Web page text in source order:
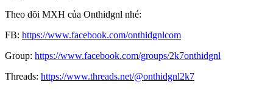
Theo dõi MXH của Onthidgnl nhé:
FB: https://www.facebook.com/onthidgnlcom
Group: https://www.facebook.com/groups/2k7onthidgnl
Threads: https://www.threads.net/@onthidgnl2k7